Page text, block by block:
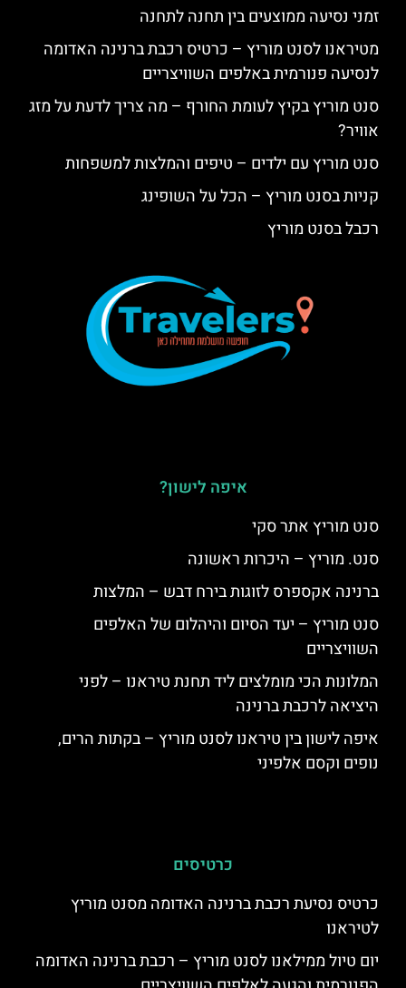
זמני נסיעה ממוצעים בין תחנה לתחנה
מטיראנו לסנט מוריץ – כרטיס רכבת ברנינה האדומה
לנסיעה פנורמית באלפים השוויצריים
סנט מוריץ בקיץ לעומת החורף – מה צריך לדעת על מזג
אוויר?
סנט מוריץ עם ילדים – טיפים והמלצות למשפחות
קניות בסנט מוריץ – הכל על השופינג
רכבל בסנט מוריץ
איפה לישון?
סנט מוריץ אתר סקי
סנט. מוריץ – היכרות ראשונה
ברנינה אקספרס לזוגות בירח דבש – המלצות
סנט מוריץ – יעד הסיום והיהלום של האלפים
השוויצריים
המלונות הכי מומלצים ליד תחנת טיראנו – לפני
היציאה לרכבת ברנינה
איפה לישון בין טיראנו לסנט מוריץ – בקתות הרים,
נופים וקסם אלפיני
כרטיסים
כרטיס נסיעת רכבת ברנינה האדומה מסנט מוריץ
לטיראנו
יום טיול ממילאנו לסנט מוריץ – רכבת ברנינה האדומה